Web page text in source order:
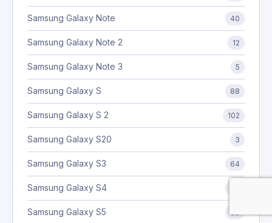
Samsung Galaxy Note 40
Samsung Galaxy Note 2 12
Samsung Galaxy Note 3 5
Samsung Galaxy S 88
Samsung Galaxy S 2 102
Samsung Galaxy S20 3
Samsung Galaxy S3 64
Samsung Galaxy S4
Samsung Galaxy S5